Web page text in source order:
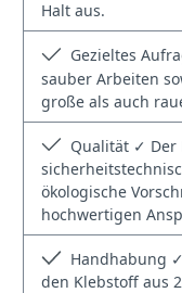
Halt aus.
Gezieltes
sauber Arbeiten
große als auch
Qualität ✓ Der
ökologische
hochwertigen
Handhabung
den Klebstoff aus